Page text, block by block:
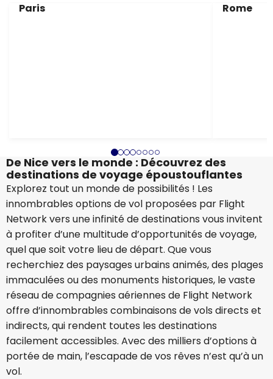
Paris
Rome
De Nice vers le monde : Découvrez des
destinations de voyage époustouflantes
Explorez tout un monde de possibilités ! Les
innombrables options de vol proposées par Flight
Network vers une infinité de destinations vous invitent
à profiter d’une multitude d’opportunités de voyage,
quel que soit votre lieu de départ. Que vous
recherchiez des paysages urbains animés, des plages
immaculées ou des monuments historiques, le vaste
réseau de compagnies aériennes de Flight Network
offre d’innombrables combinaisons de vols directs et
indirects, qui rendent toutes les destinations
facilement accessibles. Avec des milliers d’options à
portée de main, l’escapade de vos rêves n’est qu’à un
vol.